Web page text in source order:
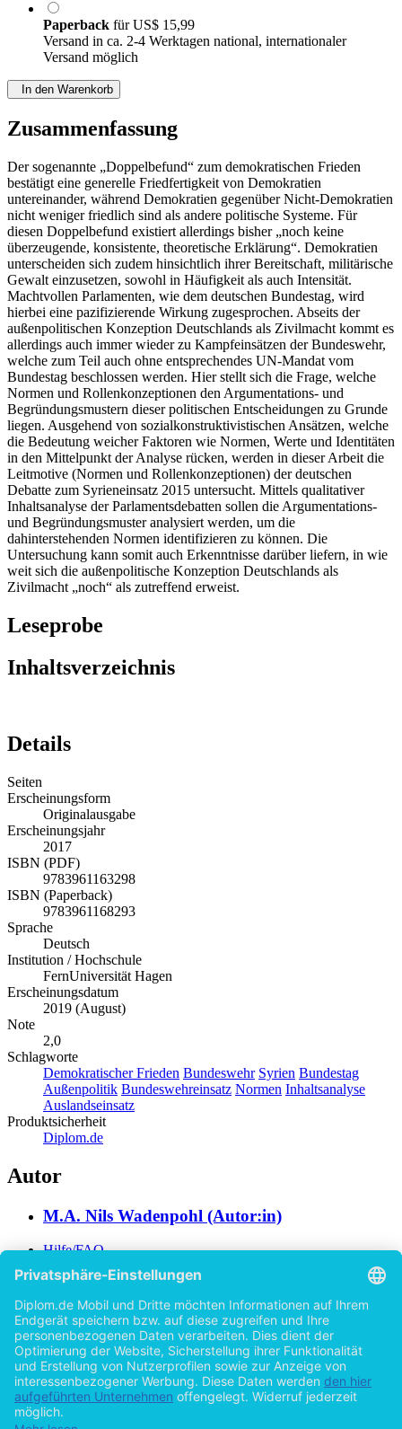
Paperback fürUS$ 15,99
Versand in ca. 2-4 Werktagen national, internationaler
Versand möglich
In den Warenkorb
Zusammenfassung
Der sogenannte „Doppelbefund“ zum demokratischen Frieden
bestätigt eine generelle Friedfertigkeit von Demokratien
untereinander, während Demokratien gegenüber Nicht-Demokratien
nicht weniger friedlich sind als andere politische Systeme. Für
diesen Doppelbefund existiert allerdings bisher „noch keine
überzeugende, konsistente, theoretische Erklärung“. Demokratien
unterscheiden sich zudem hinsichtlich ihrer Bereitschaft, militärische
Gewalt einzusetzen, sowohl in Häufigkeit als auch Intensität.
Machtvollen Parlamenten, wie dem deutschen Bundestag, wird
hierbei eine pazifizierende Wirkung zugesprochen. Abseits der
außenpolitischen Konzeption Deutschlands als Zivilmacht kommt es
allerdings auch immer wieder zu Kampfeinsätzen der Bundeswehr,
welche zum Teil auch ohne entsprechendes UN-Mandat vom
Bundestag beschlossen werden. Hier stellt sich die Frage, welche
Normen und Rollenkonzeptionen den Argumentations- und
Begründungsmustern dieser politischen Entscheidungen zu Grunde
liegen. Ausgehend von sozialkonstruktivistischen Ansätzen, welche
die Bedeutung weicher Faktoren wie Normen, Werte und Identitäten
in den Mittelpunkt der Analyse rücken, werden in dieser Arbeit die
Leitmotive (Normen und Rollenkonzeptionen) der deutschen
Debatte zum Syrieneinsatz 2015 untersucht. Mittels qualitativer
Inhaltsanalyse der Parlamentsdebatten sollen die Argumentations-
und Begründungsmuster analysiert werden, um die
dahinterstehenden Normen identifizieren zu können. Die
Untersuchung kann somit auch Erkenntnisse darüber liefern, in wie
weit sich die außenpolitische Konzeption Deutschlands als
Zivilmacht „noch“ als zutreffend erweist.
Leseprobe
Inhaltsverzeichnis
Details
Seiten
Erscheinungsform
Originalausgabe
Erscheinungsjahr
2017
ISBN (PDF)
9783961163298
ISBN (Paperback)
9783961168293
Sprache
Deutsch
Institution / Hochschule
FernUniversität Hagen
Erscheinungsdatum
2019 (August)
Note
2,0
Schlagworte
Demokratischer Frieden Bundeswehr Syrien Bundestag
Außenpolitik Bundeswehreinsatz Normen Inhaltsanalyse
Auslandseinsatz
Produktsicherheit
Diplom.de
Autor
M.A. Nils Wadenpohl (Autor:in)
Hilfe/FAQ
Impressum
Datenschutz
AGB
Vertrag widerrufen
Zur Desktop-Version
Copyright ©Imprint in der Bedey & Thoms Media GmbH powered
byOpen Publishing
Zurück